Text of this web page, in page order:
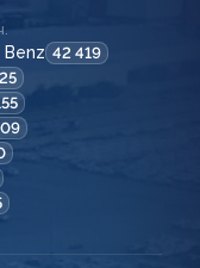
Benz 42 419